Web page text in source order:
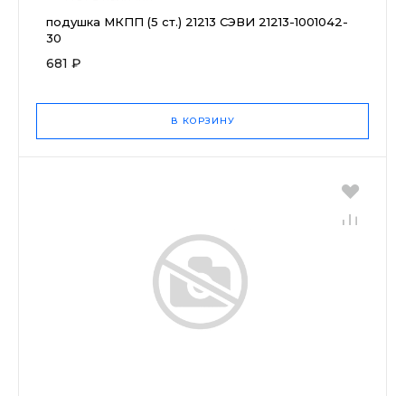
подушка МКПП (5 ст.) 21213 СЭВИ 21213-1001042-
30
681 ₽
В КОРЗИНУ